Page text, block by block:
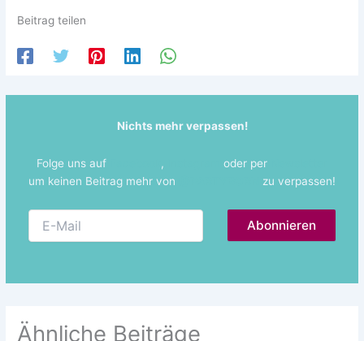
Beitrag teilen
Nichts mehr verpassen!
Folge uns auf , oder per
um keinen Beitrag mehr von
zu verpassen!
E-
Mail
Ähnliche Beiträge